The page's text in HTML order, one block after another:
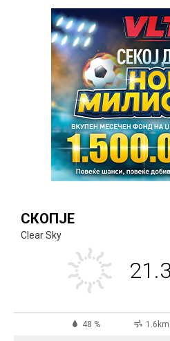
СКОПЈЕ
Clear Sky
21.3
48 %